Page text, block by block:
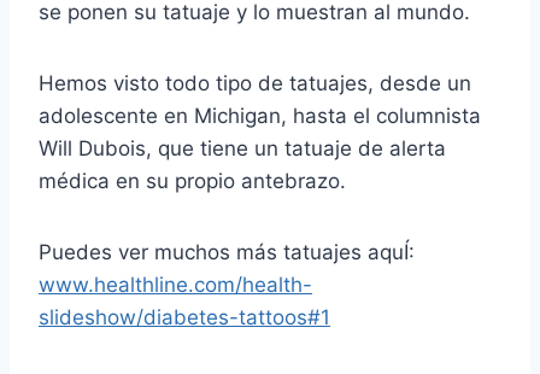
se ponen su tatuaje y lo muestran al mundo.
Hemos visto todo tipo de tatuajes, desde un
adolescente en Michigan, hasta el columnista
Will Dubois, que tiene un tatuaje de alerta
médica en su propio antebrazo.
Puedes ver muchos más tatuajes aquÍ:
www.healthline.com/health-
slideshow/diabetes-tattoos#1